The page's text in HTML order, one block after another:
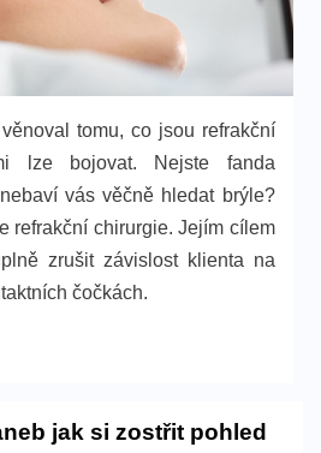
tomu, co jsou refrakční
bojovat. Nejste fanda
vás věčně hledat brýle?
refrakční chirurgie. Jejím cílem
zrušit závislost klienta na
čočkách.
jak si zostřit pohled